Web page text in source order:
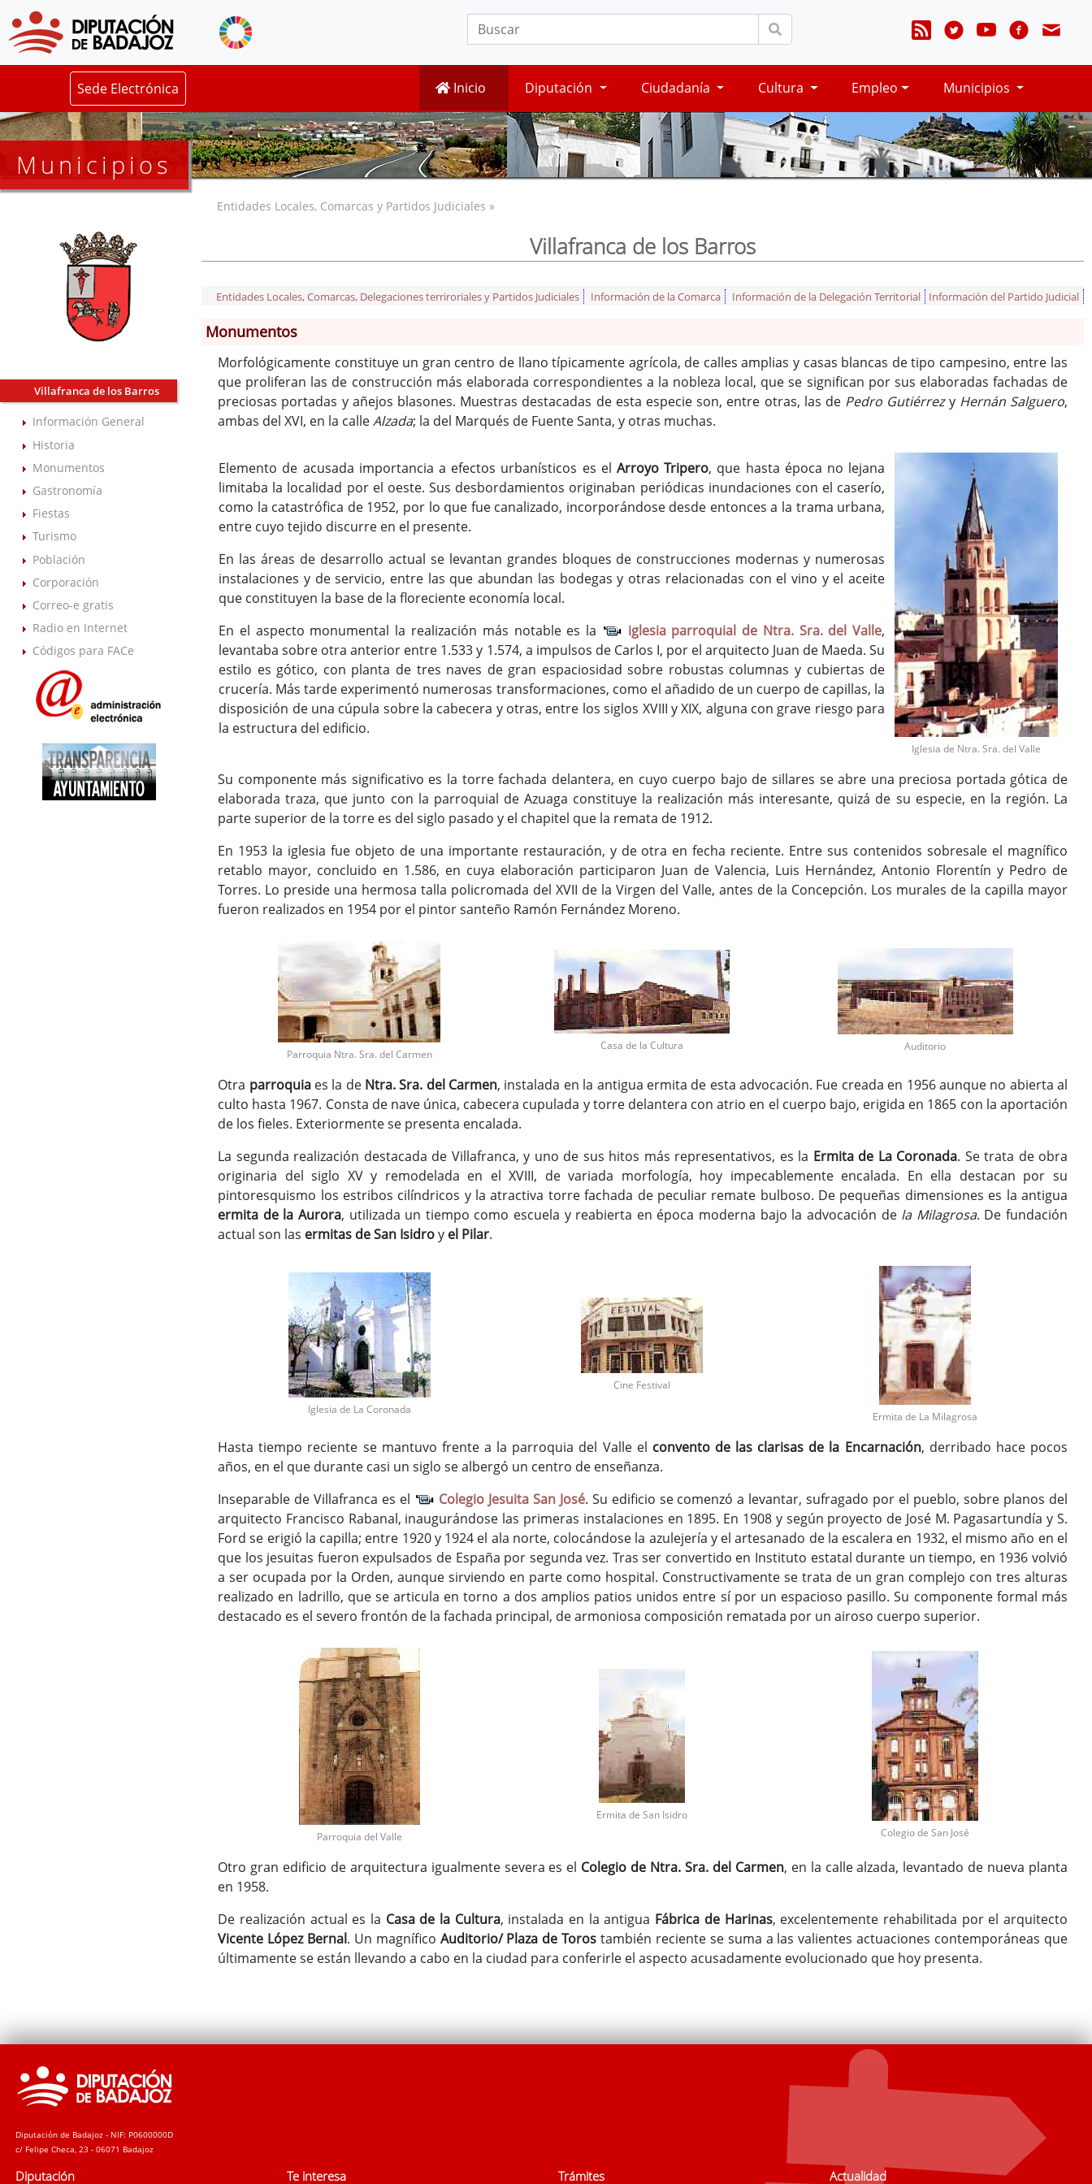
Sede Electrónica Inicio Diputación Ciudadanía Cultura Empleo Municipios
Municipios
Villafranca de los Barros
Información General
Historia
Monumentos
Gastronomía
Fiestas
Turismo
Población
Corporación
Correo-e gratis
Radio en Internet
Códigos para FACe
Entidades Locales, Comarcas y Partidos Judiciales »
Villafranca de los Barros
Entidades Locales, Comarcas, Delegaciones terriroriales y Partidos Judiciales Información de la Comarca Información de la Delegación Territorial Información del Partido Judicial
Monumentos
Morfológicamente constituye un gran centro de llano típicamente agrícola, de calles amplias y casas blancas de tipo campesino, entre las
que proliferan las de construcción más elaborada correspondientes a la nobleza local, que se significan por sus elaboradas fachadas de
preciosas portadas y añejos blasones. Muestras destacadas de esta especie son, entre otras, las de Pedro Gutiérrezy Hernán Salguero,
ambas del XVI, en la calleAlzada; la del Marqués de Fuente Santa, y otras muchas.
Elemento de acusada importancia a efectos urbanísticos es el Arroyo Tripero, que hasta época no lejana
limitaba la localidad por el oeste. Sus desbordamientos originaban periódicas inundaciones con el caserío,
como la catastrófica de 1952, por lo que fue canalizado, incorporándose desde entonces a la trama urbana,
entre cuyo tejido discurre en el presente.
En las áreas de desarrollo actual se levantan grandes bloques de construcciones modernas y numerosas
instalaciones y de servicio, entre las que abundan las bodegas y otras relacionadas con el vino y el aceite
que constituyen la base de la floreciente economía local.
En el aspecto monumental la realización más notable es la
iglesia parroquial de Ntra. Sra. del Valle,
levantaba sobre otra anterior entre 1.533 y 1.574, a impulsos de Carlos I, por el arquitecto Juan de Maeda. Su
estilo es gótico, con planta de tres naves de gran espaciosidad sobre robustas columnas y cubiertas de
crucería. Más tarde experimentó numerosas transformaciones, como el añadido de un cuerpo de capillas, la
disposición de una cúpula sobre la cabecera y otras, entre los siglos XVIII y XIX, alguna con grave riesgo para
la estructura del edificio.
Iglesia de Ntra. Sra. del Valle
Su componente más significativo es la torre fachada delantera, en cuyo cuerpo bajo de sillares se abre una preciosa portada gótica de
elaborada traza, que junto con la parroquial de Azuaga constituye la realización más interesante, quizá de su especie, en la región. La
parte superior de la torre es del siglo pasado y el chapitel que la remata de 1912.
En 1953 la iglesia fue objeto de una importante restauración, y de otra en fecha reciente. Entre sus contenidos sobresale el magnífico
retablo mayor, concluido en 1.586, en cuya elaboración participaron Juan de Valencia, Luis Hernández, Antonio Florentín y Pedro de
Torres. Lo preside una hermosa talla policromada del XVII de la Virgen del Valle, antes de la Concepción. Los murales de la capilla mayor
fueron realizados en 1954 por el pintor santeño Ramón Fernández Moreno.
Parroquia Ntra. Sra. del Carmen
Casa de la Cultura Auditorio
Otra parroquiaes la de Ntra. Sra. del Carmen, instalada en la antigua ermita de esta advocación. Fue creada en 1956 aunque no abierta al
culto hasta 1967. Consta de nave única, cabecera cupulada y torre delantera con atrio en el cuerpo bajo, erigida en 1865 con la aportación
de los fieles. Exteriormente se presenta encalada.
La segunda realización destacada de Villafranca, y uno de sus hitos más representativos, es la Ermita de La Coronada. Se trata de obra
originaria del siglo XV y remodelada en el XVIII, de variada morfología, hoy impecablemente encalada. En ella destacan por su
pintoresquismo los estribos cilíndricos y la atractiva torre fachada de peculiar remate bulboso. De pequeñas dimensiones es la antigua
ermita de la Aurora, utilizada un tiempo como escuela y reabierta en época moderna bajo la advocación de la Milagrosa. De fundación
actual son las ermitas de San Isidroy el Pilar.
Iglesia de La Coronada
Cine Festival
Ermita de La Milagrosa
Hasta tiempo reciente se mantuvo frente a la parroquia del Valle el convento de las clarisas de la Encarnación, derribado hace pocos
años, en el que durante casi un siglo se albergó un centro de enseñanza.
Inseparable de Villafranca es el
Colegio Jesuita San José. Su edificio se comenzó a levantar, sufragado por el pueblo, sobre planos del
arquitecto Francisco Rabanal, inaugurándose las primeras instalaciones en 1895. En 1908 y según proyecto de José M. Pagasartundía y S.
Ford se erigió la capilla; entre 1920 y 1924 el ala norte, colocándose la azulejería y el artesanado de la escalera en 1932, el mismo año en el
que los jesuitas fueron expulsados de España por segunda vez. Tras ser convertido en Instituto estatal durante un tiempo, en 1936 volvió
a ser ocupada por la Orden, aunque sirviendo en parte como hospital. Constructivamente se trata de un gran complejo con tres alturas
realizado en ladrillo, que se articula en torno a dos amplios patios unidos entre sí por un espacioso pasillo. Su componente formal más
destacado es el severo frontón de la fachada principal, de armoniosa composición rematada por un airoso cuerpo superior.
Parroquia del Valle
Ermita de San Isidro
Colegio de San José
Otro gran edificio de arquitectura igualmente severa es el Colegio de Ntra. Sra. del Carmen, en la calle alzada, levantado de nueva planta
en 1958.
De realización actual es la Casa de la Cultura, instalada en la antigua Fábrica de Harinas, excelentemente rehabilitada por el arquitecto
Vicente López Bernal. Un magnífico Auditorio/ Plaza de Toros también reciente se suma a las valientes actuaciones contemporáneas que
últimamente se están llevando a cabo en la ciudad para conferirle el aspecto acusadamente evolucionado que hoy presenta.
Diputación de Badajoz - NIF: P0600000D
c/ Felipe Checa, 23 - 06071 Badajoz
Diputación Te interesa Trámites Actualidad